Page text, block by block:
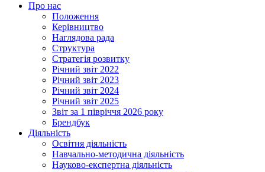
Про нас
Положення
Керівництво
Наглядова рада
Структура
Стратегія розвитку
Річний звіт 2022
Річний звіт 2023
Річний звіт 2024
Річний звіт 2025
Звіт за 1 півріччя 2026 року
Брендбук
Діяльність
Освітня діяльність
Навчально-методична діяльність
Науково-експертна діяльність